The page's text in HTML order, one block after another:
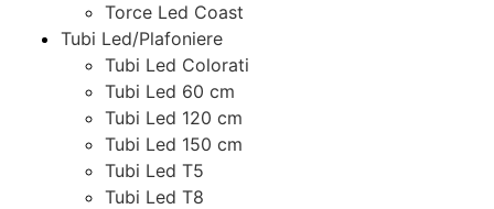
Torce Led Coast
Tubi Led/Plafoniere
Tubi Led Colorati
Tubi Led 60 cm
Tubi Led 120 cm
Tubi Led 150 cm
Tubi Led T5
Tubi Led T8